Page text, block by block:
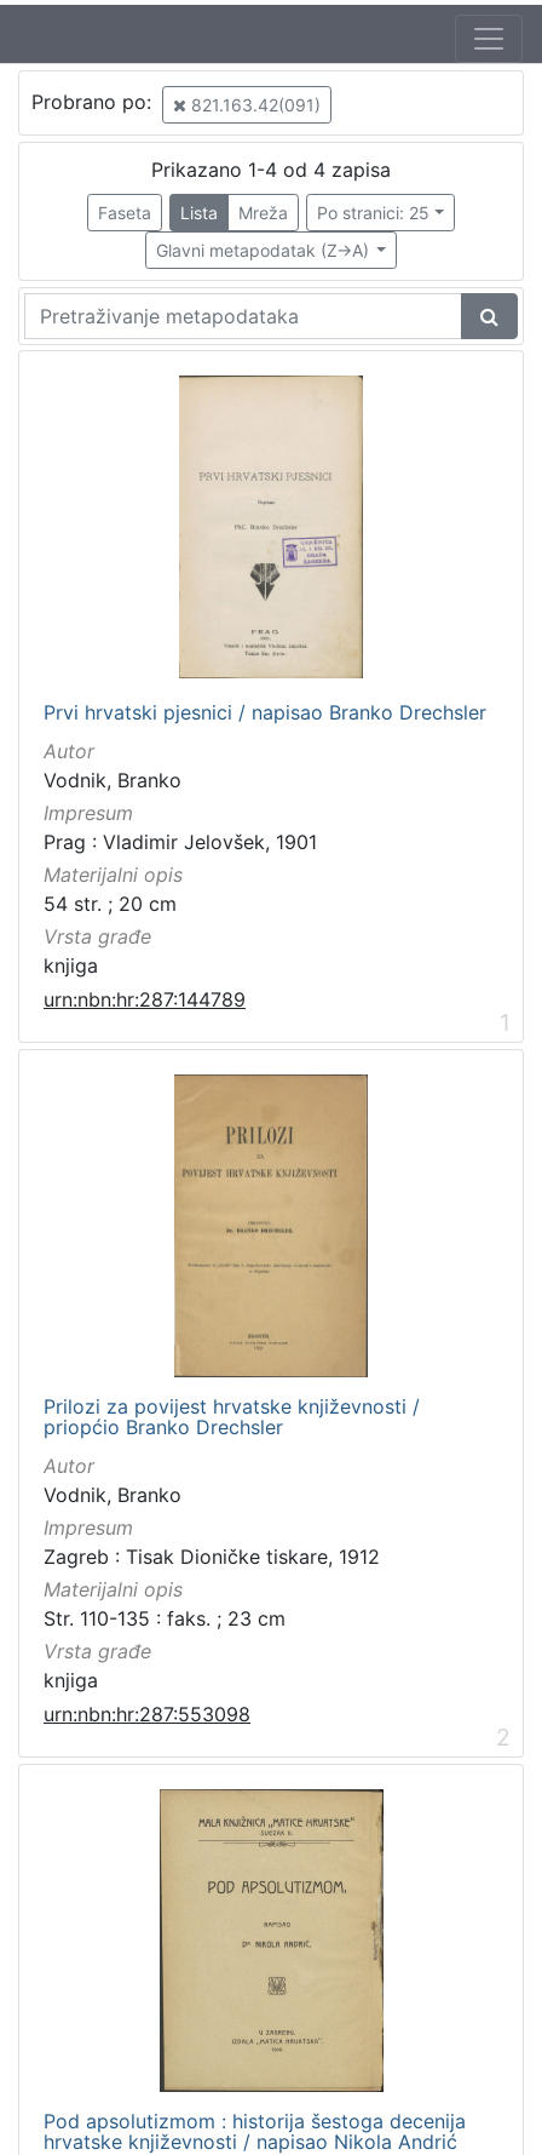
Probrano po: 821.163.42(091)
Prikazano 1-4 od 4 zapisa
Faseta Lista Mreža
Po stranici: 25
Glavni metapodatak (Z->A)
Prvi hrvatski pjesnici / napisao Branko Drechsler
Autor
Vodnik, Branko
Impresum
Prag : Vladimir Jelovšek, 1901
Materijalni opis
54 str. ; 20 cm
Vrsta građe
knjiga
urn:nbn:hr:287:144789
1
Prilozi za povijest hrvatske književnosti /
priopćio Branko Drechsler
Autor
Vodnik, Branko
Impresum
Zagreb : Tisak Dioničke tiskare, 1912
Materijalni opis
Str. 110-135 : faks. ; 23 cm
Vrsta građe
knjiga
urn:nbn:hr:287:553098
2
Pod apsolutizmom : historija šestoga decenija
hrvatske književnosti / napisao Nikola Andrić